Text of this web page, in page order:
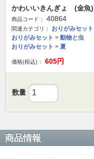
かわいいきんぎょ (金魚)
商品コード： 40864
関連カテゴリ：
おりがみセット
おりがみセット > 動物と虫
おりがみセット > 夏
価格(税込)： 605円
数量
商品情報